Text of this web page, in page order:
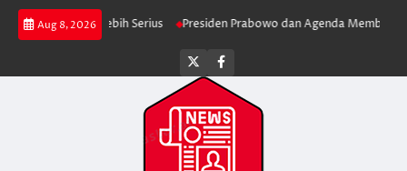
Skip
Aug 8, 2026
Berjalan Lebih Serius Presiden Prabowo dan Agenda Membersihkan
Twitterfacebook